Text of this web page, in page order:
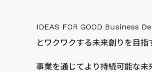
IDEAS FOR GOOD Business
とワクワクする未来創りを目指
事業を通じてより持続可能な